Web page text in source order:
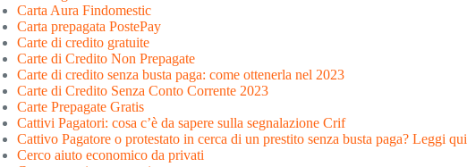
Carta Aura Findomestic
Carta prepagata PostePay
Carte di credito gratuite
Carte di Credito Non Prepagate
Carte di credito senza busta paga: come ottenerla nel 2023
Carte di Credito Senza Conto Corrente 2023
Carte Prepagate Gratis
Cattivi Pagatori: cosa c’è da sapere sulla segnalazione Crif
Cattivo Pagatore o protestato in cerca di un prestito senza busta paga? Leggi qui
Cerco aiuto economico da privati